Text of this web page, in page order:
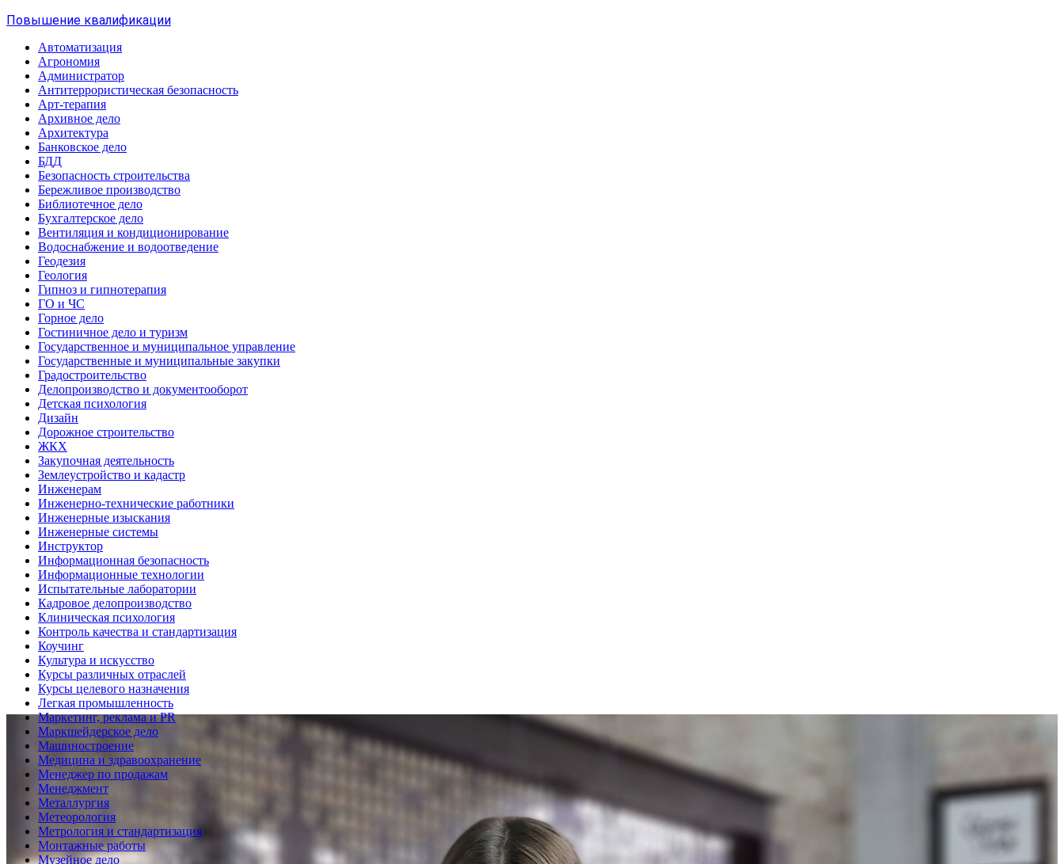
Повышение квалификации
Автоматизация
Агрономия
Администратор
Антитеррористическая безопасность
Арт-терапия
Архивное дело
Архитектура
Банковское дело
БДД
Безопасность строительства
Бережливое производство
Библиотечное дело
Бухгалтерское дело
Вентиляция и кондиционирование
Водоснабжение и водоотведение
Геодезия
Геология
Гипноз и гипнотерапия
ГО и ЧС
Горное дело
Гостиничное дело и туризм
Государственное и муниципальное управление
Государственные и муниципальные закупки
Градостроительство
Делопроизводство и документооборот
Детская психология
Дизайн
Дорожное строительство
ЖКХ
Закупочная деятельность
Землеустройство и кадастр
Инженерам
Инженерно-технические работники
Инженерные изыскания
Инженерные системы
Инструктор
Информационная безопасность
Информационные технологии
Испытательные лаборатории
Кадровое делопроизводство
Клиническая психология
Контроль качества и стандартизация
Коучинг
Культура и искусство
Курсы различных отраслей
Курсы целевого назначения
Легкая промышленность
Маркетинг, реклама и PR
Маркшейдерское дело
Машиностроение
Медицина и здравоохранение
Менеджер по продажам
Менеджмент
Металлургия
Метеорология
Метрология и стандартизация
Монтажные работы
Музейное дело